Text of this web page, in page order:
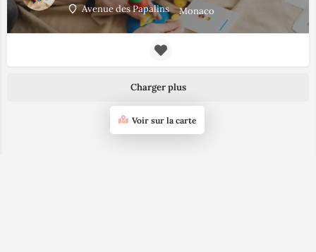
Avenue des Papalins Monaco
Charger plus
Voir sur la carte